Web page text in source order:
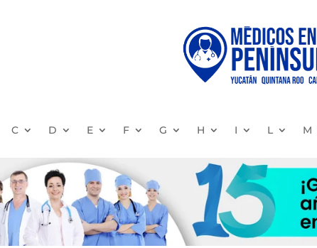
C D E F G H I L M